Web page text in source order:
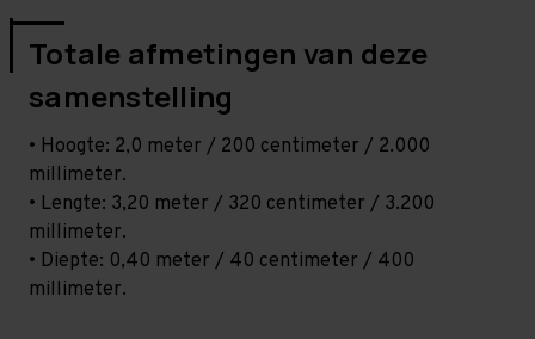
Totale afmetingen van deze
samenstelling
• Hoogte: 2,0 meter / 200 centimeter / 2.000
millimeter.
• Lengte: 3,20 meter / 320 centimeter / 3.200
millimeter.
• Diepte: 0,40 meter / 40 centimeter / 400
millimeter.